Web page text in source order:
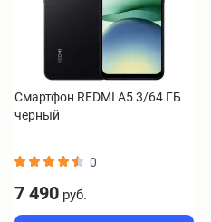
Смартфон REDMI A5 3/64 ГБ
черный
0
7 490 руб.